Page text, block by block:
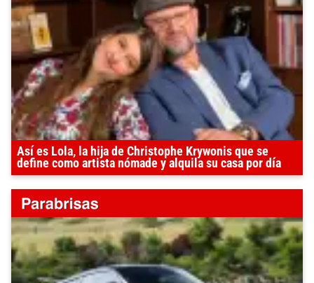
Así es Lola, la hija de Christophe Krywonis que se
define como artista nómade y alquila su casa por día